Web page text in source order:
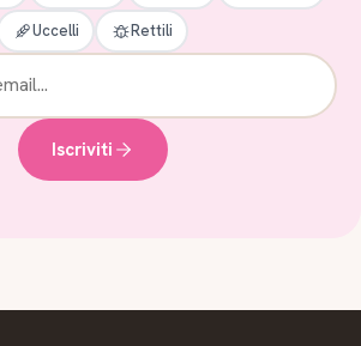
Uccelli Rettili
Iscriviti